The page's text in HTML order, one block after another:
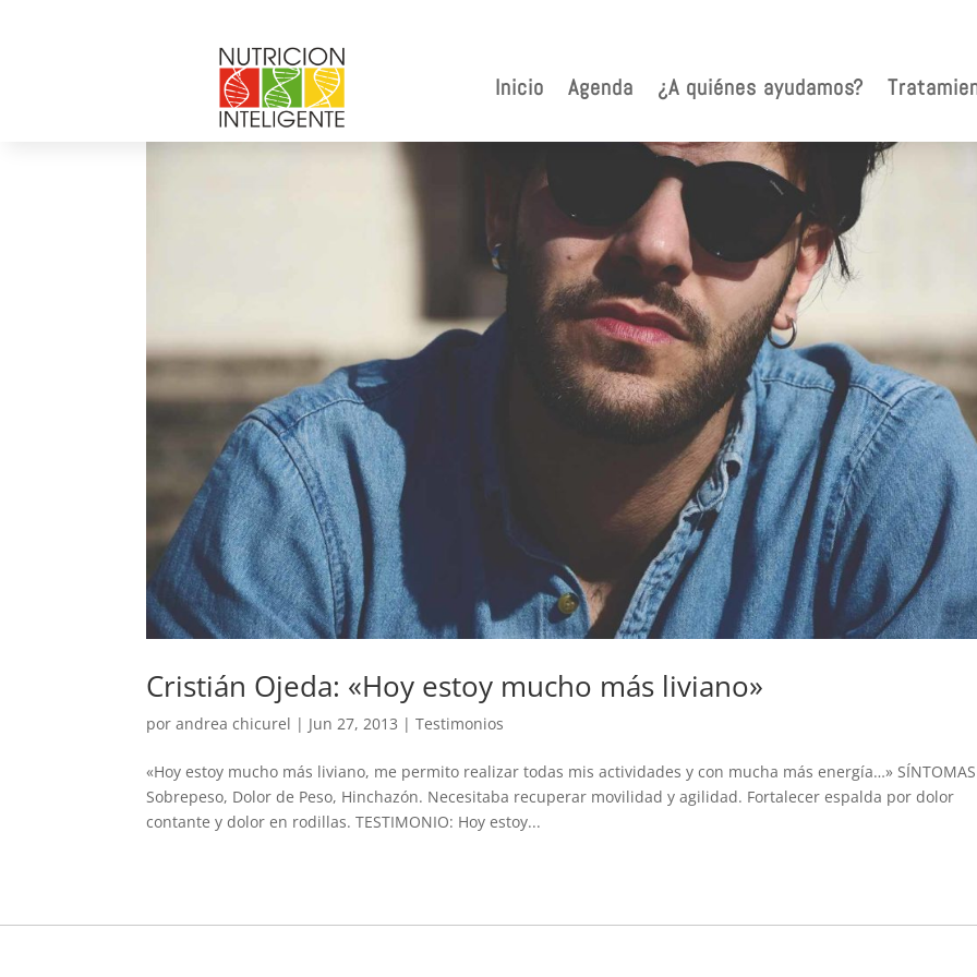
Inicio Agenda ¿A quiénes ayudamos?
Cristián Ojeda: «Hoy estoy mucho más liviano»
porandrea chicurel | Jun 27, 2013 |Testimonios
«Hoy estoy mucho más liviano, me permito realizar todas mis actividades y con mucha más energía…»
Sobrepeso, Dolor de Peso, Hinchazón. Necesitaba recuperar movilidad y agilidad. Fortalecer espalda por dolor
contante y dolor en rodillas. TESTIMONIO: Hoy estoy...